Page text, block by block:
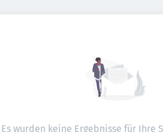
Es wurden keine Ergebnisse für Ihre